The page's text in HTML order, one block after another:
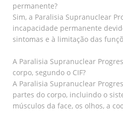
permanente?
Sim, a Paralisia Supranuclear
incapacidade permanente
sintomas e à limitação das
A Paralisia Supranuclear
corpo, segundo o CIF?
A Paralisia Supranuclear
partes do corpo, incluindo o
músculos da face, os olhos, a